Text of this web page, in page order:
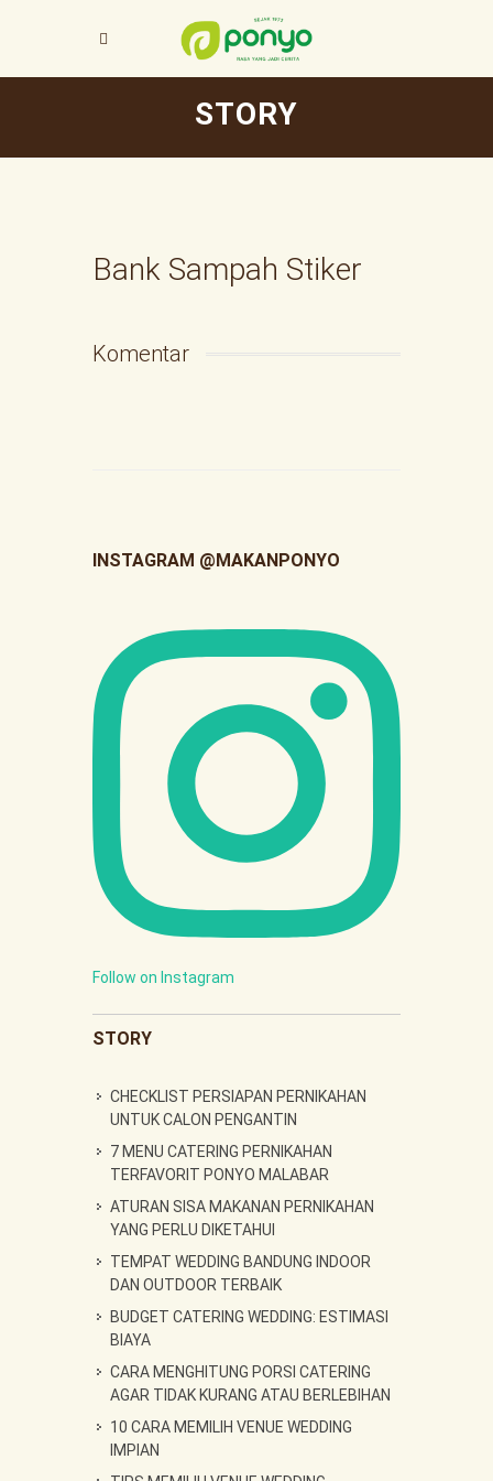
STORY
Bank Sampah Stiker
Komentar
INSTAGRAM @MAKANPONYO
Follow on Instagram
STORY
CHECKLIST PERSIAPAN PERNIKAHAN
UNTUK CALON PENGANTIN
7 MENU CATERING PERNIKAHAN
TERFAVORIT PONYO MALABAR
ATURAN SISA MAKANAN PERNIKAHAN
YANG PERLU DIKETAHUI
TEMPAT WEDDING BANDUNG INDOOR
DAN OUTDOOR TERBAIK
BUDGET CATERING WEDDING: ESTIMASI
BIAYA
CARA MENGHITUNG PORSI CATERING
AGAR TIDAK KURANG ATAU BERLEBIHAN
10 CARA MEMILIH VENUE WEDDING
IMPIAN